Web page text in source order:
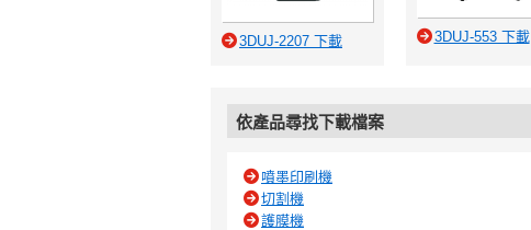
3DUJ-2207 下載 3DUJ-553 下載
依產品尋找下載檔案
噴墨印刷機
切割機
護膜機